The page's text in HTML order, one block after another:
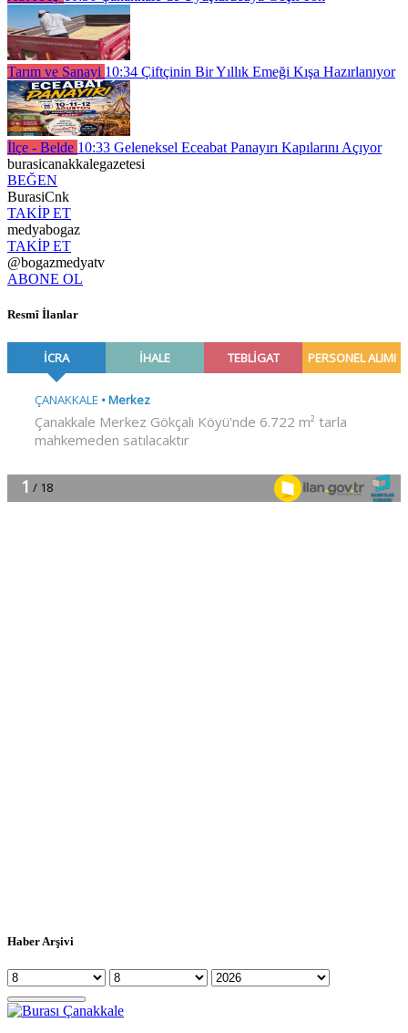
Tarım ve Sanayi 10:34 Çiftçinin Bir Yıllık Emeği Kışa Hazırlanıyor
İlçe - Belde 10:33 Geleneksel Eceabat Panayırı Kapılarını Açıyor
burasicanakkalegazetesi
BEĞEN
BurasiCnk
TAKİP ET
medyabogaz
TAKİP ET
@bogazmedyatv
ABONE OL
Resmî İlanlar
Haber Arşivi